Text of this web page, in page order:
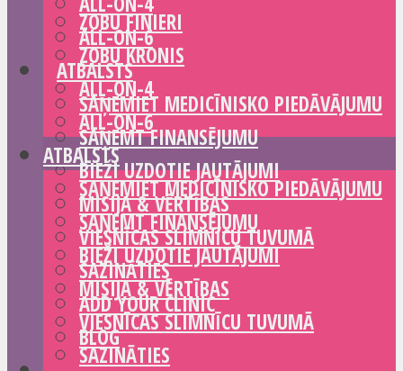
ALL-ON-6
ATBALSTS
SAŅEMIET MEDICĪNISKO PIEDĀVĀJUMU
SAŅEMT FINANSĒJUMU
BIEŽI UZDOTIE JAUTĀJUMI
MISIJA & VĒRTĪBAS
VIESNĪCAS SLIMNĪCU TUVUMĀ
SAZINĀTIES
ADD YOUR CLINIC
BLOG
ZOBU FINIERI
ZOBU KRONIS
ALL-ON-4
ALL-ON-6
ATBALSTS
SAŅEMIET MEDICĪNISKO PIEDĀVĀJUMU
SAŅEMT FINANSĒJUMU
BIEŽI UZDOTIE JAUTĀJUMI
MISIJA & VĒRTĪBAS
VIESNĪCAS SLIMNĪCU TUVUMĀ
SAZINĀTIES